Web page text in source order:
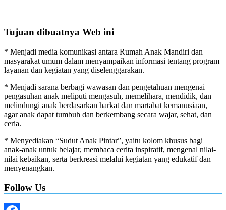
Tujuan dibuatnya Web ini
* Menjadi media komunikasi antara Rumah Anak Mandiri dan
masyarakat umum dalam menyampaikan informasi tentang program
layanan dan kegiatan yang diselenggarakan.
* Menjadi sarana berbagi wawasan dan pengetahuan mengenai
pengasuhan anak meliputi mengasuh, memelihara, mendidik, dan
melindungi anak berdasarkan harkat dan martabat kemanusiaan,
agar anak dapat tumbuh dan berkembang secara wajar, sehat, dan
ceria.
* Menyediakan “Sudut Anak Pintar”, yaitu kolom khusus bagi
anak-anak untuk belajar, membaca cerita inspiratif, mengenal nilai-
nilai kebaikan, serta berkreasi melalui kegiatan yang edukatif dan
menyenangkan.
Follow Us